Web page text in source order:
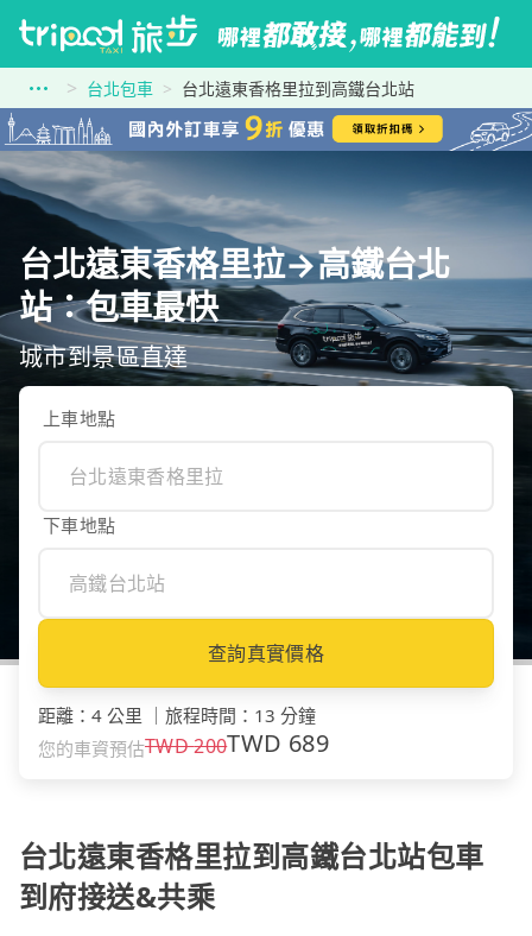
台北包車 台北遠東香格里拉到高鐵台北站
台北遠東香格里拉→高鐵台北
站：包車最快
城市到景區直達
上車地點
下車地點
查詢真實價格
距離 ： 4 公里 旅程時間 ： 13 分鐘
您的車資預估TWD200TWD 689
台北遠東香格里拉到高鐵台北站包車
到府接送&共乘